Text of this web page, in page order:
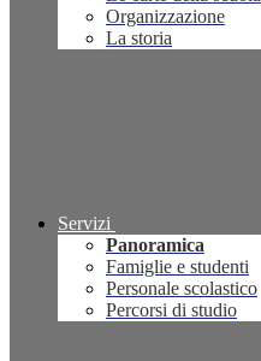
Organizzazione
La storia
Servizi
Panoramica
Famiglie e studenti
Personale scolastico
Percorsi di studio